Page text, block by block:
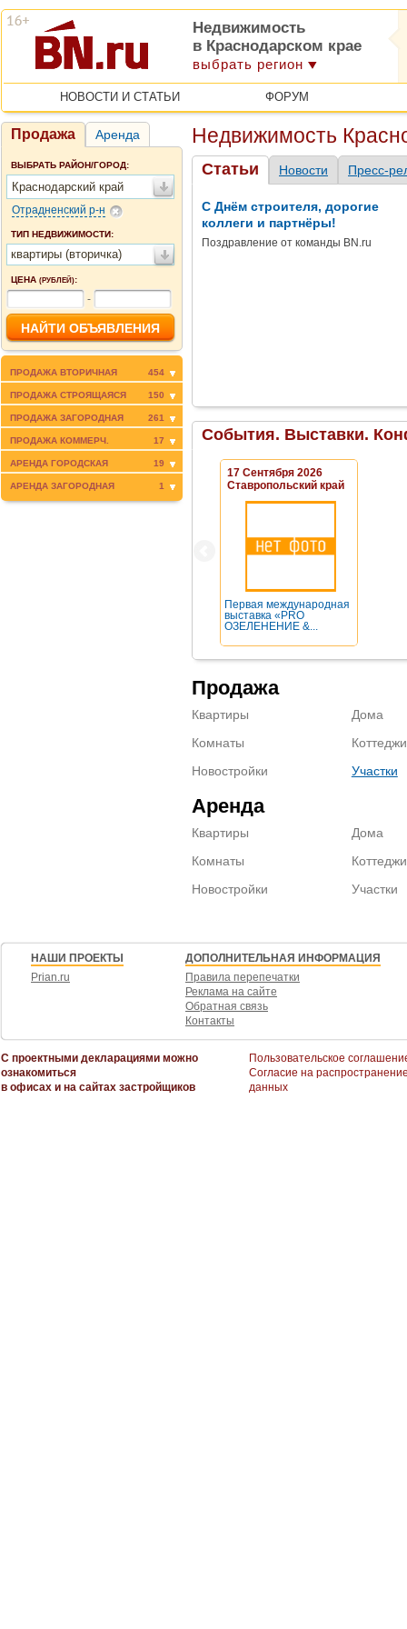
Недвижимость
в Краснодарском крае
выбрать регион
НОВОСТИ И СТАТЬИ ФОРУМ
Продажа Аренда
ВЫБРАТЬ РАЙОН/ГОРОД:
Краснодарский край
Отрадненский р-н
ТИП НЕДВИЖИМОСТИ:
квартиры (вторичка)
ЦЕНА (РУБЛЕЙ):
-
ПРОДАЖА ВТОРИЧНАЯ 454
ПРОДАЖА СТРОЯЩАЯСЯ 150
ПРОДАЖА ЗАГОРОДНАЯ 261
ПРОДАЖА КОММЕРЧ. 17
АРЕНДА ГОРОДСКАЯ 19
АРЕНДА ЗАГОРОДНАЯ 1
Недвижимость
Статьи Новости Пресс-
С Днём строителя, дорогие
коллеги и партнёры!
Поздравление от команды BN.ru
События. Выставки.
17 Сентября 2026
Ставропольский край
Первая международная
выставка «PRO
ОЗЕЛЕНЕНИЕ &...
Продажа
Квартиры
Комнаты
Новостройки
Дома
Коттеджи
Участки
Аренда
Квартиры
Комнаты
Новостройки
Дома
Коттеджи
Участки
НАШИ ПРОЕКТЫ
Prian.ru
ДОПОЛНИТЕЛЬНАЯ ИНФОРМАЦИЯ
Правила перепечатки
Реклама на сайте
Обратная связь
Контакты
С проектными декларациями можно
ознакомиться
в офисах и на сайтах застройщиков
Пользовательское
Согласие на
данных